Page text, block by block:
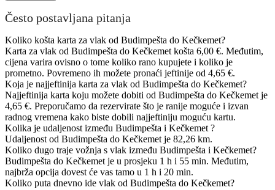
Često postavljana pitanja
Koliko košta karta za vlak od Budimpešta do Kečkemet?
Karta za vlak od Budimpešta do Kečkemet košta 6,00 €. Međutim,
cijena varira ovisno o tome koliko rano kupujete i koliko je
prometno. Povremeno ih možete pronaći jeftinije od 4,65 €.
Koja je najjeftinija karta za vlak od Budimpešta do Kečkemet?
Najjeftinija karta koju možete dobiti od Budimpešta do Kečkemet je
4,65 €. Preporučamo da rezervirate što je ranije moguće i izvan
radnog vremena kako biste dobili najjeftiniju moguću kartu.
Kolika je udaljenost između Budimpešta i Kečkemet ?
Udaljenost od Budimpešta do Kečkemet je 82,26 km.
Koliko dugo traje vožnja s vlak između Budimpešta i Kečkemet?
Budimpešta do Kečkemet je u prosjeku 1 h i 55 min. Međutim,
najbrža opcija dovest će vas tamo u 1 h i 20 min.
Koliko puta dnevno ide vlak od Budimpešta do Kečkemet?